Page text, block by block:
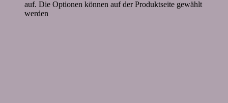
auf. Die Optionen können auf der Produktseite gewählt
werden